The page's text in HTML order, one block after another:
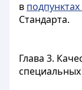
в
Стандарта.
Глава 3.
специальных